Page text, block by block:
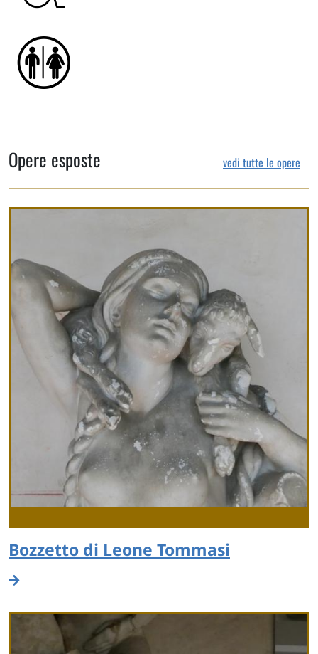
Opere esposte vedi tutte le opere
Bozzetto di Leone Tommasi